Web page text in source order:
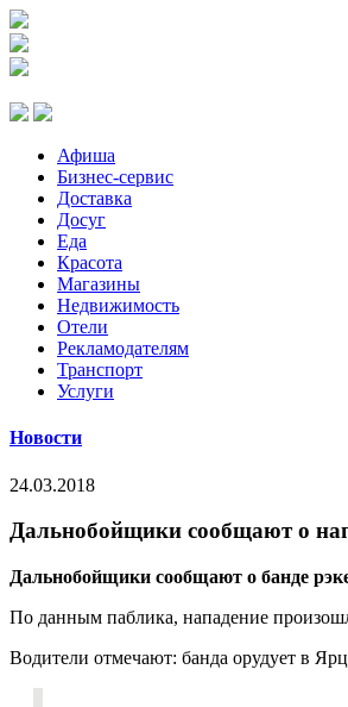
Афиша
Бизнес-сервис
Доставка
Досуг
Еда
Красота
Магазины
Недвижимость
Отели
Рекламодателям
Транспорт
Услуги
Новости
24.03.2018
Дальнобойщики сообщают о
Дальнобойщики сообщают о банде
По данным паблика, нападение
Водители отмечают: банда орудует в